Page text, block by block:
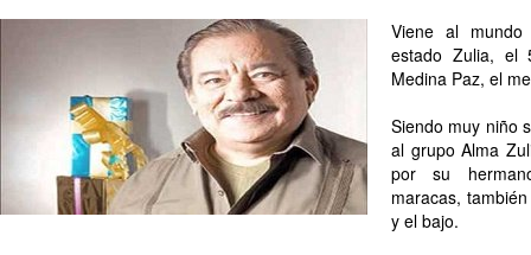
Viene al
estado Zulia, el
Medina Paz, el
Siendo muy niño
al grupo Alma
por su
maracas,
y el bajo.